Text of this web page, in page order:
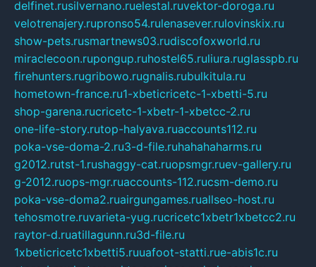
delfinet.rusilvernano.ruelestal.ruvektor-doroga.ru
velotrenajery.rupronso54.rulenasever.rulovinskix.ru
show-pets.rusmartnews03.rudiscofoxworld.ru
miraclecoon.rupongup.ruhostel65.ruliura.ruglasspb.ru
firehunters.rugribowo.rugnalis.rubulkitula.ru
hometown-france.ru1-xbeticricetc-1-xbetti-5.ru
shop-garena.rucricetc-1-xbetr-1-xbetcc-2.ru
one-life-story.rutop-halyava.ruaccounts112.ru
poka-vse-doma-2.ru3-d-file.ruhahahaharms.ru
g2012.rutst-1.rushaggy-cat.ruopsmgr.ruev-gallery.ru
g-2012.ruops-mgr.ruaccounts-112.rucsm-demo.ru
poka-vse-doma2.ruairgungames.ruallseo-host.ru
tehosmotre.ruvarieta-yug.rucricetc1xbetr1xbetcc2.ru
raytor-d.ruatillagunn.ru3d-file.ru
1xbeticricetc1xbetti5.ruuafoot-statti.rue-abis1c.ru